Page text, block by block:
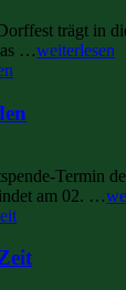
trägt in
…weiterlesen
Termin
am 02. …